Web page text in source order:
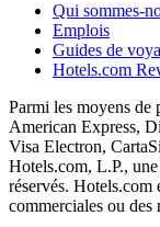
Qui sommes-
Emplois
Guides de
Hotels.com
Parmi les moyens de
American Express,
Visa Electron,
Hotels.com, L.P.,
réservés. Hotels.com
commerciales ou des